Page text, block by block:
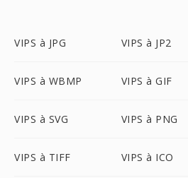
VIPS à JPG VIPS à JP2
VIPS à WBMP VIPS à GIF
VIPS à SVG VIPS à PNG
VIPS à TIFF VIPS à ICO